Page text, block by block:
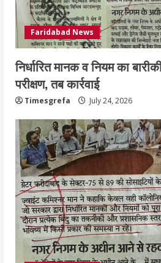
Faridabad News
निर्धारित मानक व नियम का
परीक्षण, तब कार्रवाई
Timesgrefa July 24, 2026